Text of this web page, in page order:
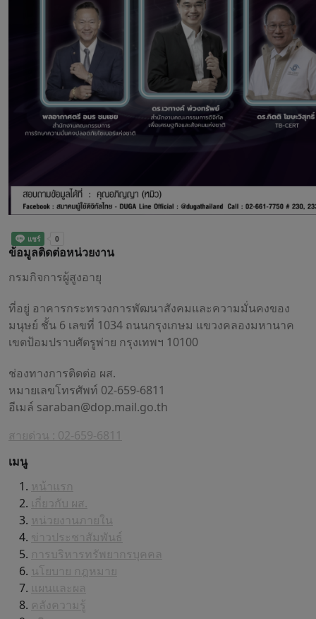
ข้อมูลติดต่อหน่วยงาน
กรมกิจการผู้สูงอายุ
ที่อยู่ อาคารกระทรวงการพัฒนาสังคมและความมั่นคงของ
มนุษย์ ชั้น 6 เลขที่ 1034 ถนนกรุงเกษม แขวงคลองมหานาค
เขตป้อมปราบศัตรูพ่าย กรุงเทพฯ 10100
ช่องทางการติดต่อ ผส.
หมายเลขโทรศัพท์ 02-659-6811
อีเมล์ saraban@dop.mail.go.th
สายด่วน : 02-659-6811
เมนู
หน้าแรก
เกี่ยวกับ ผส.
หน่วยงานภายใน
ข่าวประชาสัมพันธ์
การบริหารทรัพยากรบุคคล
นโยบาย กฎหมาย
แผนและผล
คลังความรู้